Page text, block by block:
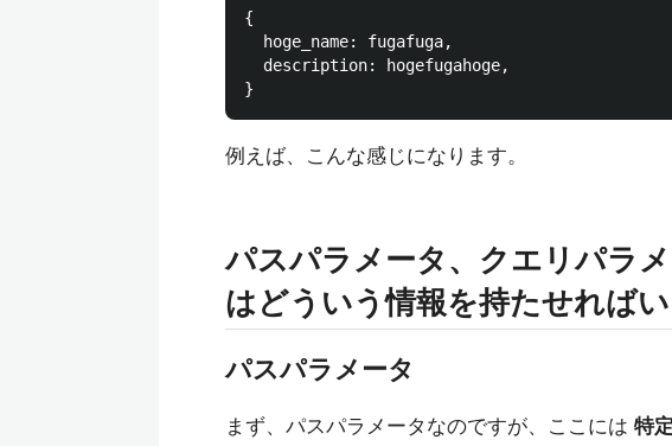
{
  hoge_name: fugafuga,
  description: hogefugahoge,
例えば、こんな感じになります。
パスパラメータ、クエリパラ
はどういう情報を持たせれば
パスパラメータ
まず、パスパラメータなのですが、ここには 特